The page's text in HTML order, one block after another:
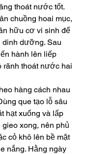
thoát nước tốt.
chuồng hoai mục,
hữu cơ vi sinh để
dinh dưỡng. Sau
hành lên liếp
rãnh thoát nước hai
hàng cách nhau
que tạo lỗ sâu
hạt xuống và lấp
xong, nên phủ
cỏ khô lên bề mặt
nắng. Hằng ngày